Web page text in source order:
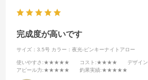
完成度が高いです
サイズ：3.5号 カラー：夜光-ピンキーナイトアロー
使いやすさ :★★★★★ コスト :★★★★ デザイン
アピール力:★★★★★ 釣果実績:★★★★★